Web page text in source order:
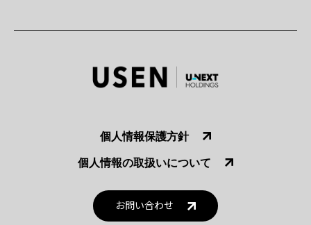
個人情報保護方針
個人情報の取扱いについて
お問い合わせ